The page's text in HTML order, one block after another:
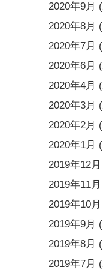
2020年9月
2020年8月
2020年7月
2020年6月
2020年4月
2020年3月
2020年2月
2020年1月
2019年12月
2019年11月
2019年10月
2019年9月
2019年8月
2019年7月